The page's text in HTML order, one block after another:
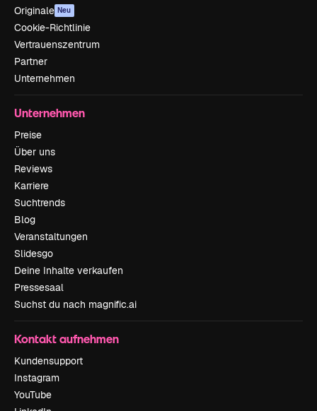
Originale Neu
Cookie-Richtlinie
Vertrauenszentrum
Partner
Unternehmen
Unternehmen
Preise
Über uns
Reviews
Karriere
Suchtrends
Blog
Veranstaltungen
Slidesgo
Deine Inhalte verkaufen
Pressesaal
Suchst du nach magnific.ai
Kontakt aufnehmen
Kundensupport
Instagram
YouTube